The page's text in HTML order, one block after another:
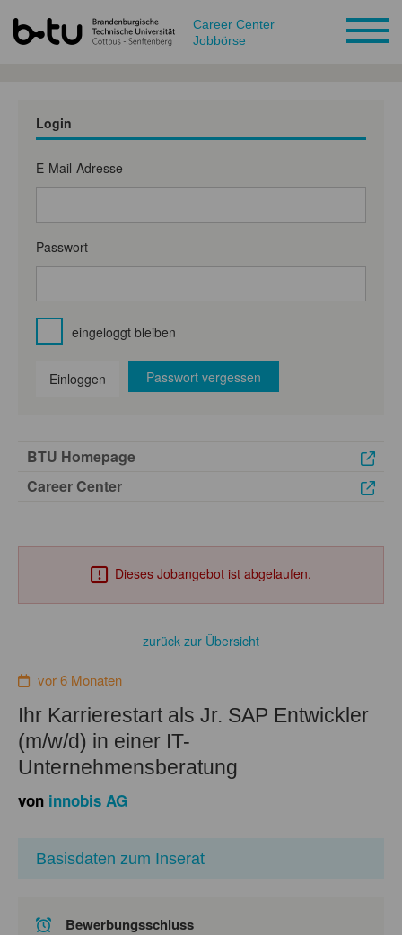
Career Center
Jobbörse
Login
E-Mail-Adresse
Passwort
eingeloggt bleiben
Einloggen Passwort vergessen
BTU Homepage
Career Center
Dieses Jobangebot ist abgelaufen.
zurück zur Übersicht
vor 6 Monaten
Ihr Karrierestart als Jr. SAP Entwickler
(m/w/d) in einer IT-
Unternehmensberatung
von innobis AG
Basisdaten zum Inserat
Bewerbungsschluss